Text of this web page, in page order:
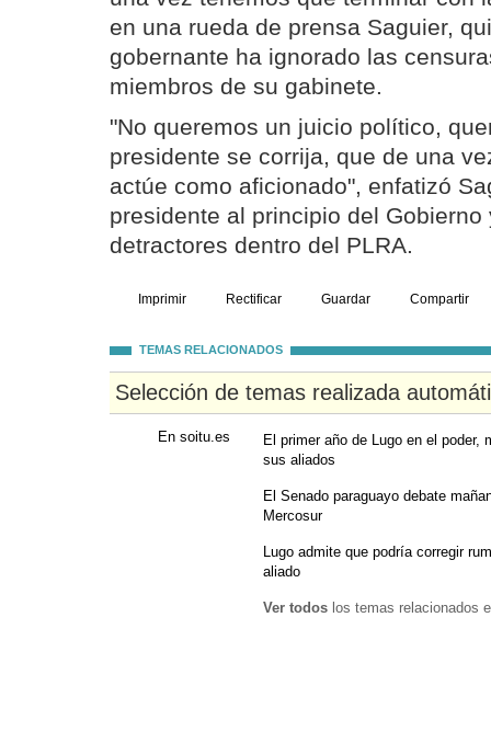
en una rueda de prensa Saguier,
gobernante ha ignorado las
miembros de su gabinete.
"No queremos un juicio político,
presidente se corrija, que de una
actúe como aficionado", enfatizó
presidente al principio del
detractores dentro del PLRA.
Imprimir Rectificar Guardar Compartir
TEMAS RELACIONADOS
Selección de temas realizada
En soitu.es
El primer año de Lugo en el poder,
sus aliados
El Senado paraguayo debate
Mercosur
Lugo admite que podría corregir
aliado
Ver todos los temas relacionados